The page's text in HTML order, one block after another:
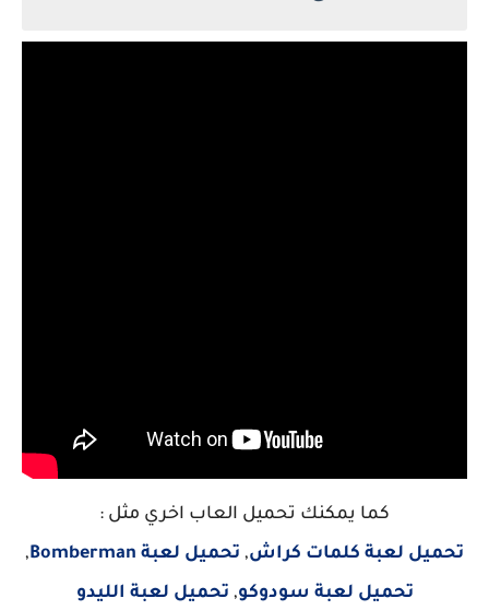
كما يمكنك تحميل العاب اخري مثل :
تحميل لعبة كلمات كراش, تحميل لعبة Bomberman
,
تحميل لعبة سودوكو, تحميل لعبة الليدو